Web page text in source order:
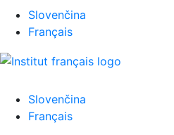
Slovenčina
Français
Slovenčina
Français